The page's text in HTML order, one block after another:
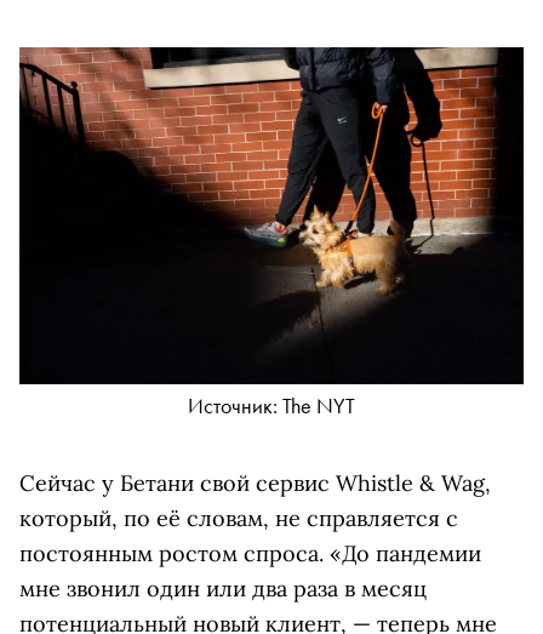
Источник: The NYT
Сейчас у Бетани свой сервис Whistle & Wag,
который, по её словам, не справляется с
постоянным ростом спроса. «До пандемии
мне звонил один или два раза в месяц
потенциальный новый клиент, — теперь мне